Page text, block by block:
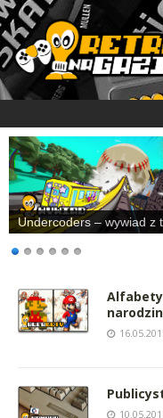
Undercoders – wywiad z
Alfabety